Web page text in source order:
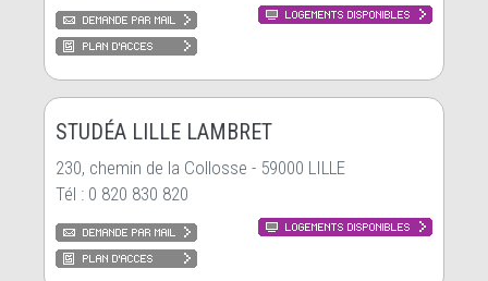
STUDÉA LILLE LAMBRET
230, chemin de la Collosse - 59000 LILLE
Tél : 0 820 830 820